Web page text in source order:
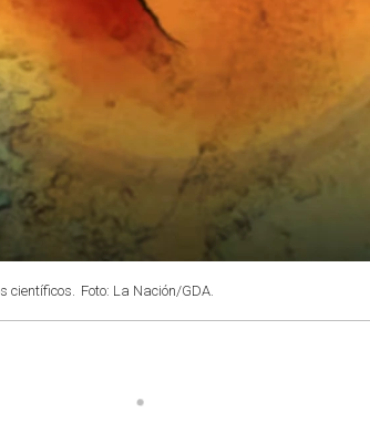
científicos. Foto: La Nación/GDA.